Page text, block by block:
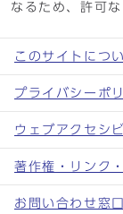
なるため、許可な
このサイトにつ
プライバシーポ
ウェブアクセシ
著作権・リンク
お問い合わせ窓